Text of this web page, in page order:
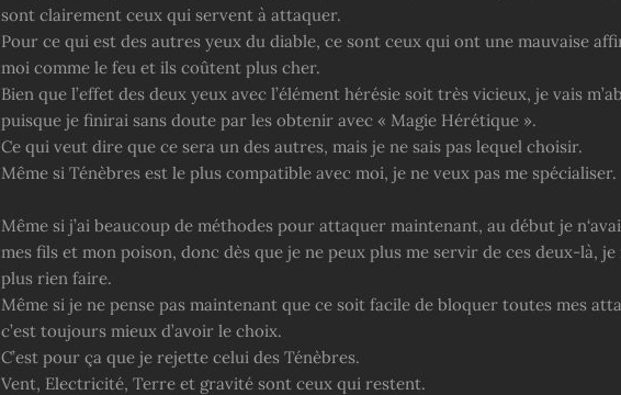
sont clairement ceux qui servent à attaquer.
Pour ce qui est des autres yeux du diable, ce sont ceux qui ont une mauvaise
moi comme le feu et ils coûtent plus cher.
Bien que l’effet des deux yeux avec l’élément hérésie soit très vicieux, je vais
puisque je finirai sans doute par les obtenir avec « Magie Hérétique ».
Ce qui veut dire que ce sera un des autres, mais je ne sais pas lequel choisir.
Même si Ténèbres est le plus compatible avec moi, je ne veux pas me spécialiser.
Même si j’ai beaucoup de méthodes pour attaquer maintenant, au début je
mes fils et mon poison, donc dès que je ne peux plus me servir de ces deux-là, je
plus rien faire.
Même si je ne pense pas maintenant que ce soit facile de bloquer toutes mes
c’est toujours mieux d’avoir le choix.
C’est pour ça que je rejette celui des Ténèbres.
Vent, Electricité, Terre et gravité sont ceux qui restent.